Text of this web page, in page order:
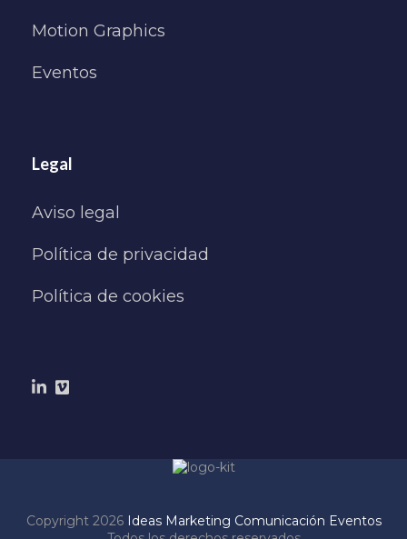
Motion Graphics
Eventos
Legal
Aviso legal
Política de privacidad
Política de cookies
Copyright 2026 Ideas Marketing Comunicación Eventos